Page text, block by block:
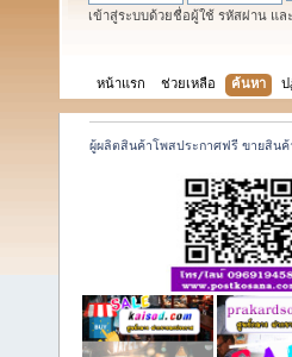
เข้าสู่ระบบด้วยชื่อผู้ใช้ รหัสผ่าน แล
หน้าแรก ช่วยเหลือ ค้นหา
ผู้ผลิตสินค้าโพสประกาศฟรี ขายสินค้